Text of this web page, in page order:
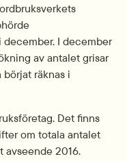
december. I december
av antalet grisar
börjat räknas i
Det finns
om totala antalet
avseende 2016.